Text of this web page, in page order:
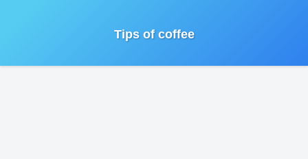
Tips of coffee